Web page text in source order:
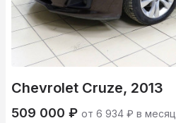
Chevrolet Cruze, 2013
509 000 ₽ от 6 934 ₽ в месяц